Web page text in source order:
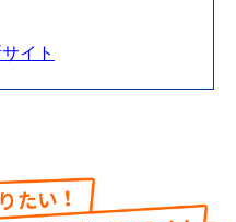
イト